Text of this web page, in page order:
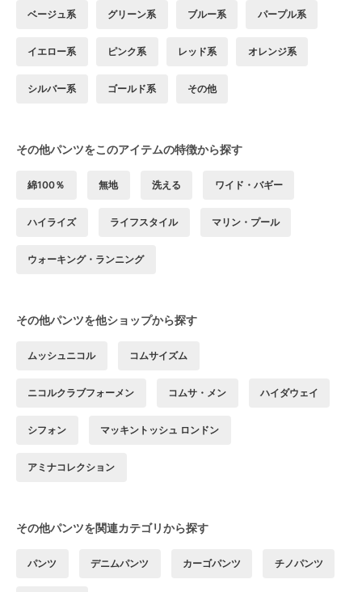
ベージュ系 グリーン系 ブルー系 パープル系
イエロー系 ピンク系 レッド系 オレンジ系
シルバー系 ゴールド系 その他
その他パンツをこのアイテムの特徴から探す
綿100％ 無地 洗える ワイド・バギー
ハイライズ ライフスタイル マリン・プール
ウォーキング・ランニング
その他パンツを他ショップから探す
ムッシュニコル コムサイズム
ニコルクラブフォーメン コムサ・メン ハイダウェイ
シフォン マッキントッシュ ロンドン
アミナコレクション
その他パンツを関連カテゴリから探す
パンツ デニムパンツ カーゴパンツ チノパンツ